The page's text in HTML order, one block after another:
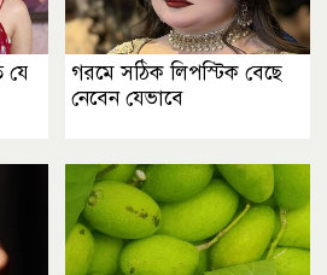
যে
গরমে সঠিক লিপস্টিক বেছে
নেবেন যেভাবে